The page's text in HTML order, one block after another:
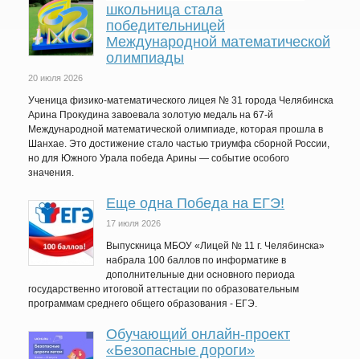
школьница стала
победительницей
Международной математической
олимпиады
20 июля 2026
Ученица физико-математического лицея № 31 города Челябинска
Арина Прокудина завоевала золотую медаль на 67-й
Международной математической олимпиаде, которая прошла в
Шанхае. Это достижение стало частью триумфа сборной России,
но для Южного Урала победа Арины — событие особого
значения.
Еще одна Победа на ЕГЭ!
17 июля 2026
Выпускница МБОУ «Лицей № 11 г. Челябинска»
набрала 100 баллов по информатике в
дополнительные дни основного периода
государственно итоговой аттестации по образовательным
программам среднего общего образования - ЕГЭ.
Обучающий онлайн-проект
«Безопасные дороги»